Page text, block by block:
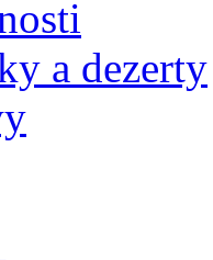
a dezerty